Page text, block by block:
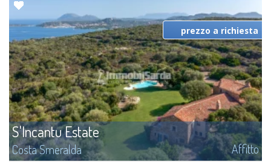
S'Incantu Estate
Costa Smeralda Affitto
prezzo a richiesta